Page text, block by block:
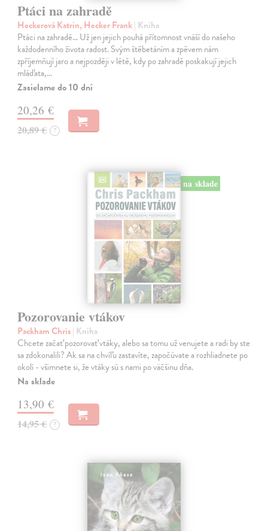
Ptáci na zahradě
Heckerová Katrin, Hecker Frank| Kniha
Ptáci na zahradě… Už jen jejich pouhá přítomnost vnáší do našeho
každodenního života radost. Svým štěbetáním a zpěvem nám
zpříjemňují jaro a nejpozději v létě, kdy po zahradě poskakují jejich
mláďata,…
Zasielame do 10 dní
20,26 €
20,89 € ?
na sklade
Pozorovanie vtákov
Packham Chris| Kniha
Chcete začať pozorovať vtáky, alebo sa tomu už venujete a radi by ste
sa zdokonalili? Ak sa na chvíľu zastavíte, započúvate a rozhliadnete po
okolí - všimnete si, že vtáky sú s nami po väčšinu dňa.
Na sklade
13,90 €
14,95 € ?